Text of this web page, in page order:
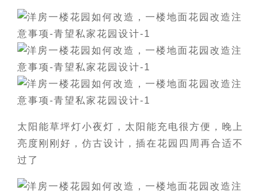
太阳能草坪灯小夜灯，太阳能充电很方便，晚上
亮度刚刚好，仿古设计，插在花园四周再合适不
过了